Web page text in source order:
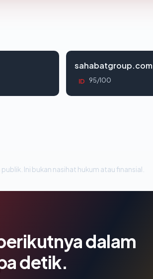
sahabatgroup.com
ID 95/100
Ini bukan nasihat hukum atau finansial.
dalam
detik.